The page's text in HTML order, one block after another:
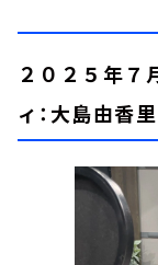
２０２５年７
ィ：大島由香里